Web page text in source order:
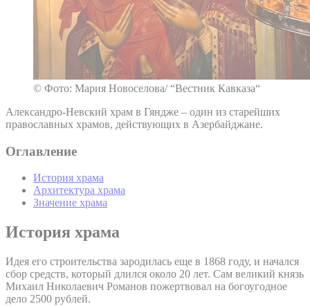
© Фото: Мария Новоселова/ “Вестник Кавказа“
Александро-Невский храм в Гяндже – один из старейших
православных храмов, действующих в Азербайджане.
Оглавление
История храма
Архитектура храма
Значение храма
История храма
Идея его строительства зародилась еще в 1868 году, и начался
сбор средств, который длился около 20 лет. Сам великий князь
Михаил Николаевич Романов пожертвовал на богоугодное
дело 2500 рублей.